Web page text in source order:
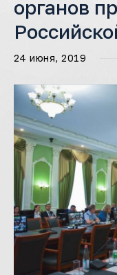
органов
24 июня, 2019